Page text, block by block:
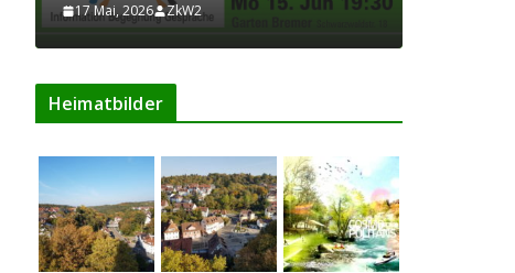
17 Mai, 2026 ZkW2
Heimatbilder